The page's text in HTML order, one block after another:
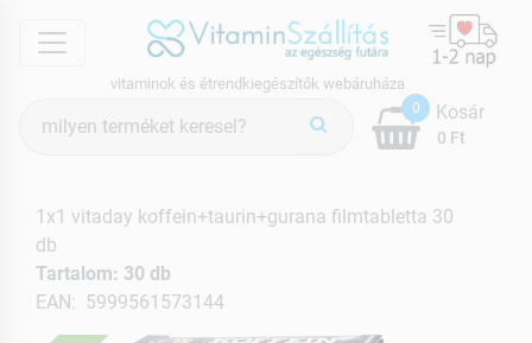
menu
vitaminok és étrendkiegészítők webáruháza
keresés
0
0 Ft
Kosár
1x1 vitaday koffein+taurin+gurana filmtabletta 30
db
Tartalom: 30 db
EAN: 5999561573144